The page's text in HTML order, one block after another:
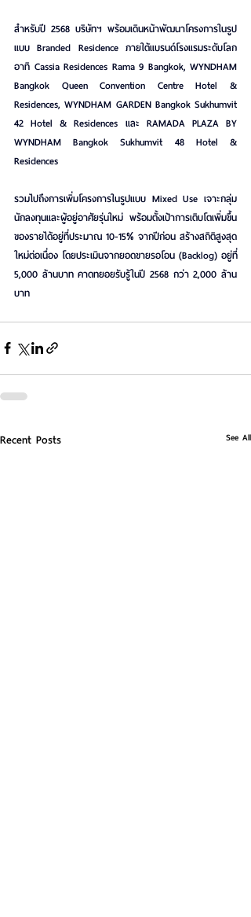
สำหรับปี 2568 บริษัทฯ พร้อมเดินหน้าพัฒนาโครงการในรูป
แบบ Branded Residence ภายใต้แบรนด์โรงแรมระดับโลก
อาทิ Cassia Residences Rama 9 Bangkok, WYNDHAM
Bangkok Queen Convention Centre Hotel &
Residences, WYNDHAM GARDEN Bangkok Sukhumvit
42 Hotel & Residences และ RAMADA PLAZA BY
WYNDHAM Bangkok Sukhumvit 48 Hotel &
Residences
รวมไปถึงการเพิ่มโครงการในรูปแบบ Mixed Use เจาะกลุ่ม
นักลงทุนและผู้อยู่อาศัยรุ่นใหม่ พร้อมตั้งเป้าการเติบโตเพิ่มขึ้น
ของรายได้อยู่ที่ประมาณ 10-15% จากปีก่อน สร้างสถิติสูงสุด
ใหม่ต่อเนื่อง โดยประเมินจากยอดขายรอโอน (Backlog) อยู่ที่
5,000 ล้านบาท คาดทยอยรับรู้ในปี 2568 กว่า 2,000 ล้าน
บาท
Recent Posts See All